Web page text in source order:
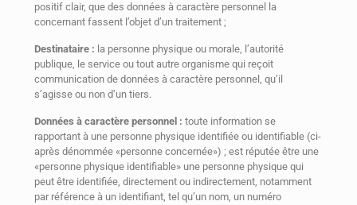
positif clair, que des données à caractère personnel la
concernant fassent l’objet d’un traitement ;
Destinataire : la personne physique ou morale, l’autorité
publique, le service ou tout autre organisme qui reçoit
communication de données à caractère personnel, qu’il
s’agisse ou non d’un tiers.
Données à caractère personnel : toute information se
rapportant à une personne physique identifiée ou identifiable (ci-
après dénommée «personne concernée») ; est réputée être une
«personne physique identifiable» une personne physique qui
peut être identifiée, directement ou indirectement, notamment
par référence à un identifiant, tel qu’un nom, un numéro